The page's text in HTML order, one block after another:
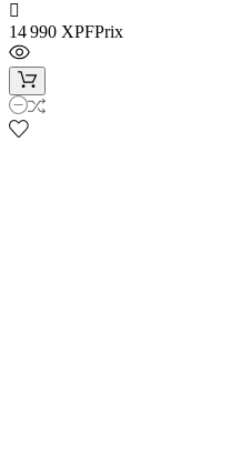

14 990 XPFPrix